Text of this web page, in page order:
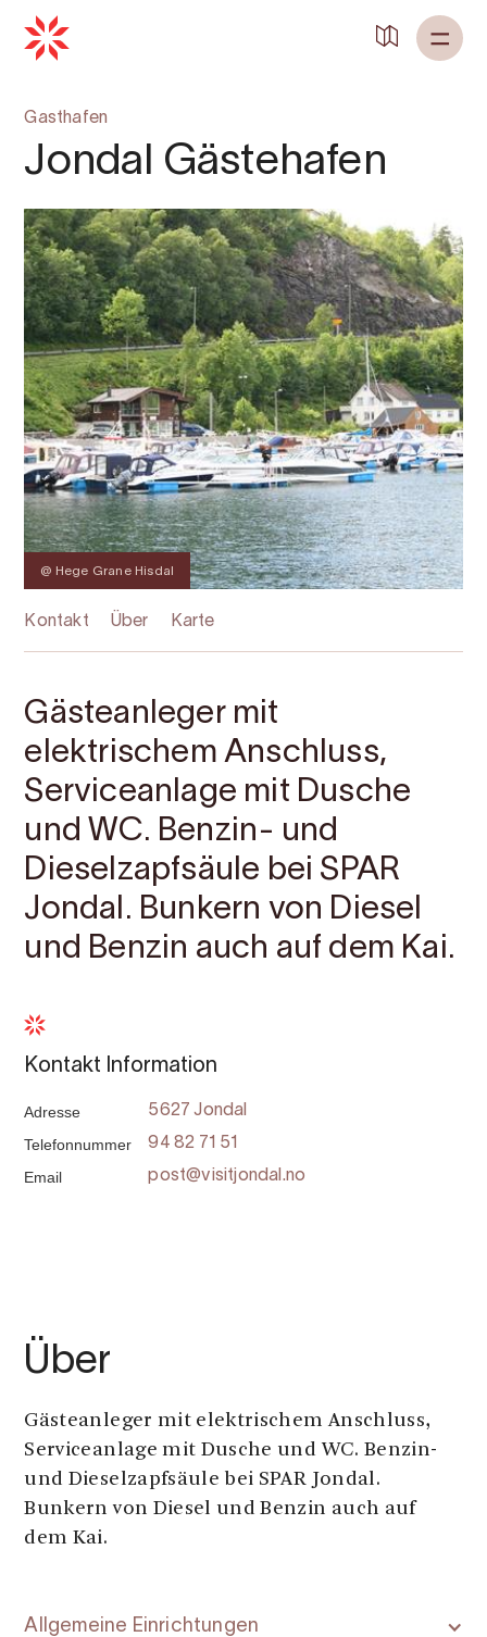
Gasthafen
Jondal Gästehafen
@ Hege Grane Hisdal
Kontakt Über Karte
Gästeanleger mit
elektrischem Anschluss,
Serviceanlage mit Dusche
und WC. Benzin- und
Dieselzapfsäule bei SPAR
Jondal. Bunkern von Diesel
und Benzin auch auf dem Kai.
Kontakt Information
Adresse 5627 Jondal
Telefonnummer 94 82 71 51
Email post@visitjondal.no
Über
Gästeanleger mit elektrischem Anschluss,
Serviceanlage mit Dusche und WC. Benzin-
und Dieselzapfsäule bei SPAR Jondal.
Bunkern von Diesel und Benzin auch auf
dem Kai.
Allgemeine Einrichtungen